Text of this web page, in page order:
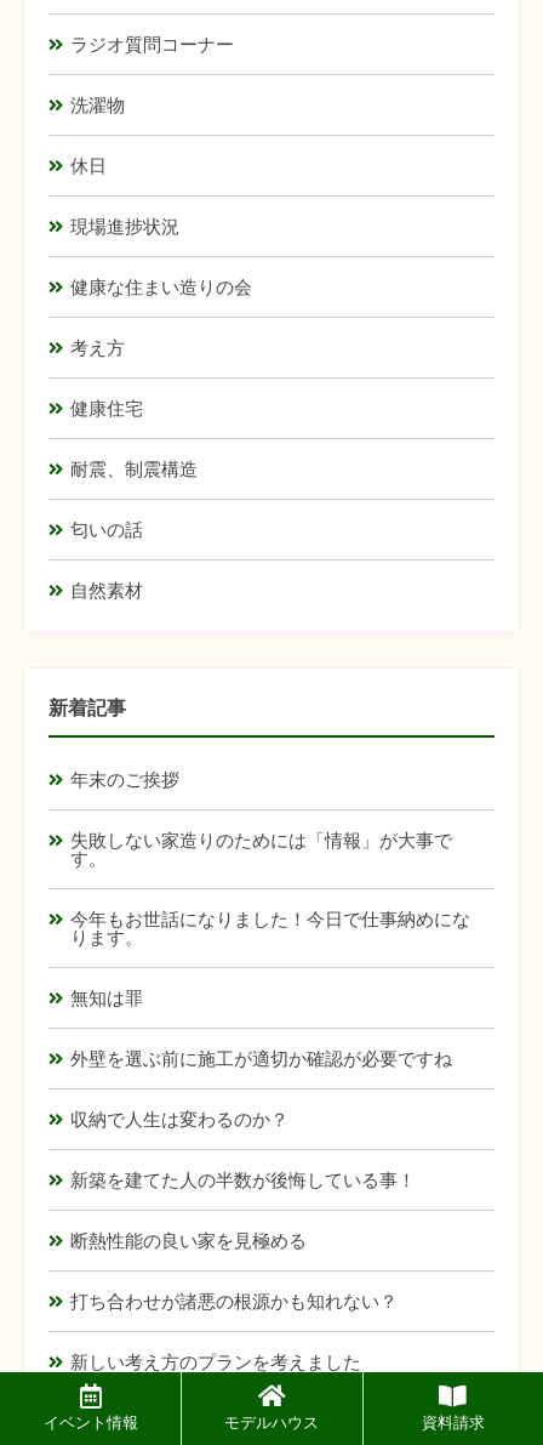
ラジオ質問コーナー
洗濯物
休日
現場進捗状況
健康な住まい造りの会
考え方
健康住宅
耐震、制震構造
匂いの話
自然素材
新着記事
年末のご挨拶
失敗しない家造りのためには「情報」が大事で
す。
今年もお世話になりました！今日で仕事納めにな
ります。
無知は罪
外壁を選ぶ前に施工が適切か確認が必要ですね
収納で人生は変わるのか？
新築を建てた人の半数が後悔している事！
断熱性能の良い家を見極める
打ち合わせが諸悪の根源かも知れない？
新しい考え方のプランを考えました
イベント情報 モデルハウス 資料請求